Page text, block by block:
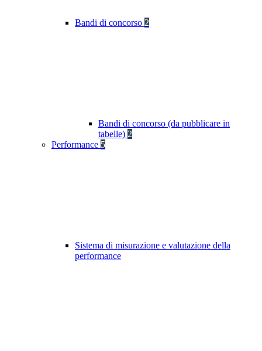
Bandi di concorso 2
Bandi di concorso (da pubblicare in
tabelle) 2
Performance 5
Sistema di misurazione e valutazione della
performance